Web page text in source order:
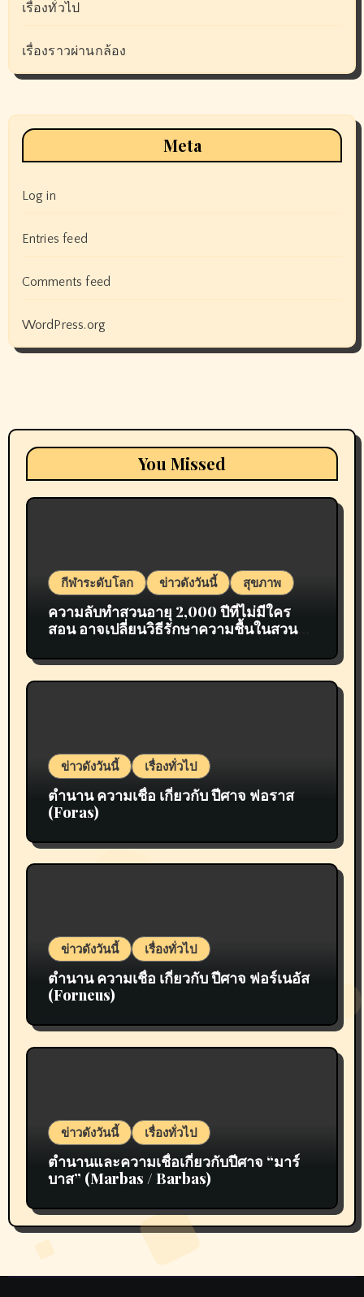
เรื่องทั่วไป
เรื่องราวผ่านกล้อง
Meta
Log in
Entries feed
Comments feed
WordPress.org
You Missed
กีฬาระดับโลก ข่าวดังวันนี้ สุขภาพ
ความลับทำสวนอายุ 2,000 ปีที่ไม่มีใคร
สอน อาจเปลี่ยนวิธีรักษาความชื้นในสวน
ข่าวดังวันนี้ เรื่องทั่วไป
ตำนาน ความเชื่อ เกี่ยวกับ ปีศาจ ฟอราส
(Foras)
ข่าวดังวันนี้ เรื่องทั่วไป
ตำนาน ความเชื่อ เกี่ยวกับ ปีศาจ ฟอร์เนอัส
(Forneus)
ข่าวดังวันนี้ เรื่องทั่วไป
ตำนานและความเชื่อเกี่ยวกับปีศาจ “มาร์
บาส” (Marbas / Barbas)